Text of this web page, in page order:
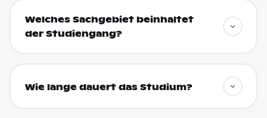
Welches Sachgebiet beinhaltet
der Studiengang?
Wie lange dauert das Studium?